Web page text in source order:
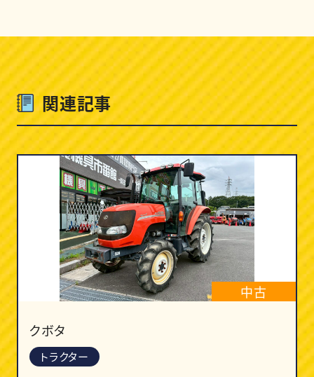
関連記事
中古
クボタ
トラクター